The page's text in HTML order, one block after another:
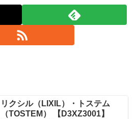
リクシル（LIXIL）・トステム
（TOSTEM） 【D3XZ3001】